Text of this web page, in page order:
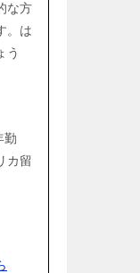
な方
。は
う
勤
カ留